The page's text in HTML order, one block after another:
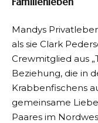
Mandys
als sie Clark
Crewmitglied aus
Beziehung, die in
Krabbenfischens
gemeinsame
Paares im